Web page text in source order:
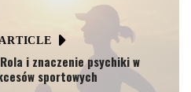
i znaczenie psychiki w
sportowych